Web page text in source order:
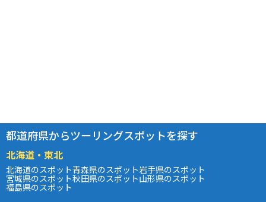
都道府県からツーリングスポットを探す
北海道・東北
北海道のスポット青森県のスポット岩手県のスポット
宮城県のスポット秋田県のスポット山形県のスポット
福島県のスポット